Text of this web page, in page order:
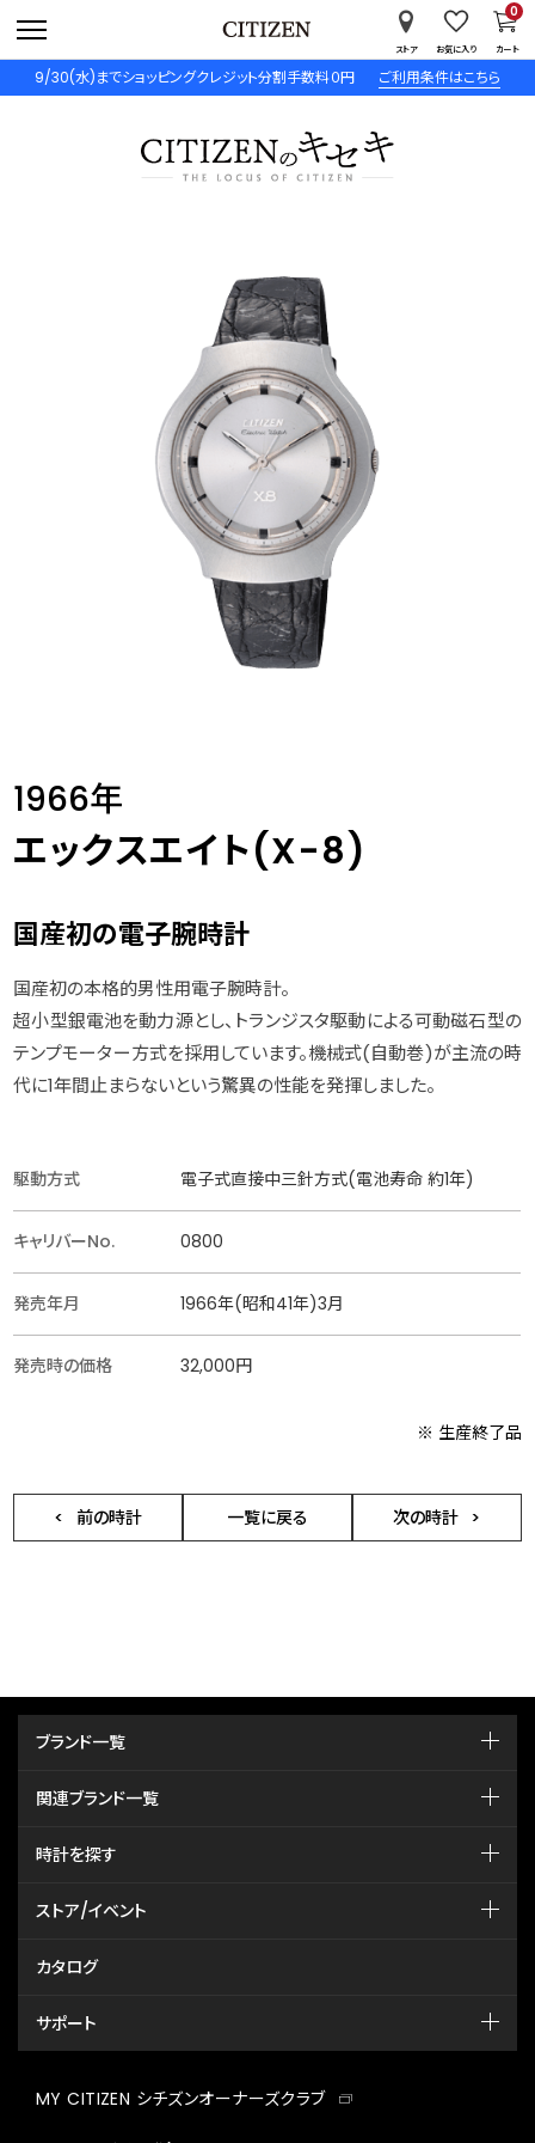
9/30(水)までショッピングクレジット分割手数料０円 ご利用条件はこちら
ストア お気に入り カート
0
1966年
エックスエイト(X-8)
国産初の電子腕時計
国産初の本格的男性用電子腕時計。
超小型銀電池を動力源とし、トランジスタ駆動による可動磁石型の
テンプモーター方式を採用しています。機械式(自動巻)が主流の時
代に1年間止まらないという驚異の性能を発揮しました。
駆動方式 電子式直接中三針方式(電池寿命 約1年)
キャリバーNo. 0800
発売年月 1966年(昭和41年)3月
発売時の価格 32,000円
※ 生産終了品
前の時計 一覧に戻る 次の時計
ブランド一覧
関連ブランド一覧
時計を探す
ストア/イベント
カタログ
サポート
MY CITIZEN シチズンオーナーズクラブ